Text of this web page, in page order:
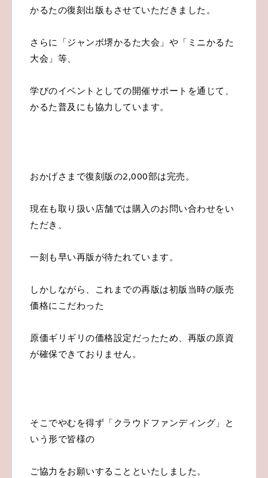
かるたの復刻出版もさせていただきました。
さらに「ジャンボ堺かるた大会」や「ミニかるた
大会」等、
学びのイベントとしての開催サポートを通じて、
かるた普及にも協力しています。
おかげさまで復刻版の2,000部は完売。
現在も取り扱い店舗では購入のお問い合わせをい
ただき、
一刻も早い再版が待たれています。
しかしながら、これまでの再版は初版当時の販売
価格にこだわった
原価ギリギリの価格設定だったため、再版の原資
が確保できておりません。
そこでやむを得ず「クラウドファンディング」と
いう形で皆様の
ご協力をお願いすることといたしました。